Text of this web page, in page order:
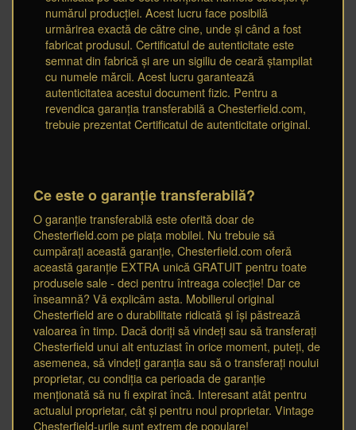
numărul producției. Acest lucru face posibilă
urmărirea exactă de către cine, unde și când a fost
fabricat produsul. Certificatul de autenticitate este
semnat din fabrică și are un sigiliu de ceară ștampilat
cu numele mărcii. Acest lucru garantează
autenticitatea acestui document fizic. Pentru a
revendica garanția transferabilă a Chesterfield.com,
trebuie prezentat Certificatul de autenticitate original.
Ce este o garanție transferabilă?
O garanție transferabilă este oferită doar de
Chesterfield.com pe piața mobilei. Nu trebuie să
cumpărați această garanție, Chesterfield.com oferă
această garanție EXTRA unică GRATUIT pentru toate
produsele sale - deci pentru întreaga colecție! Dar ce
înseamnă? Vă explicăm asta. Mobilierul original
Chesterfield are o durabilitate ridicată și își păstrează
valoarea în timp. Dacă doriți să vindeți sau să transferați
Chesterfield unui alt entuziast în orice moment, puteți, de
asemenea, să vindeți garanția sau să o transferați noului
proprietar, cu condiția ca perioada de garanție
menționată să nu fi expirat încă. Interesant atât pentru
actualul proprietar, cât și pentru noul proprietar. Vintage
Chesterfield-urile sunt extrem de populare!